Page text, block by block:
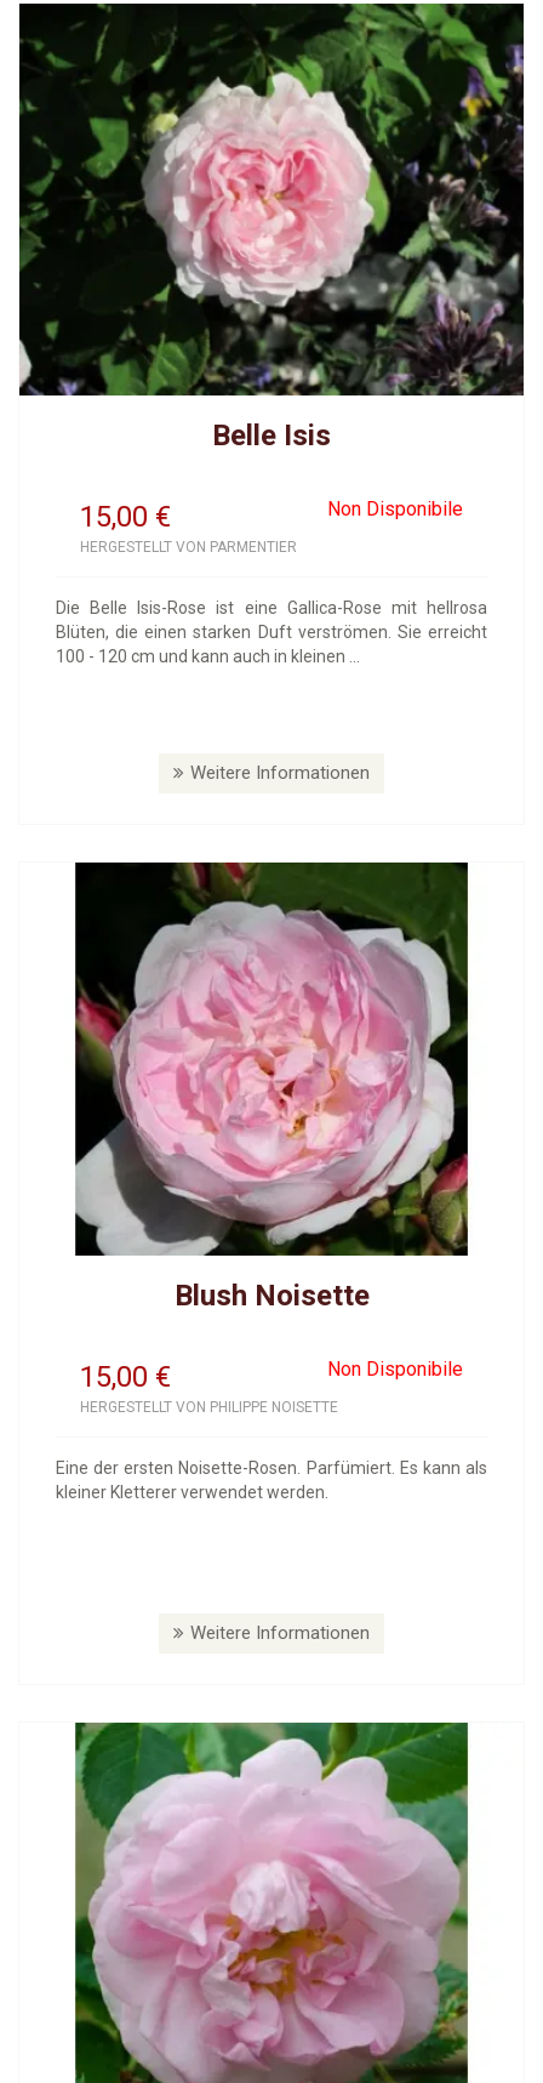
Belle Isis
15,00 Non Disponibile
€
HERGESTELLT VON PARMENTIER
Die Belle Isis-Rose ist eine Gallica-Rose mit hellrosa
Blüten, die einen starken Duft verströmen. Sie erreicht
100 - 120 cm und kann auch in kleinen ...
Weitere Informationen
Blush Noisette
15,00 Non Disponibile
€
HERGESTELLT VON PHILIPPE NOISETTE
Eine der ersten Noisette-Rosen. Parfümiert. Es kann als
kleiner Kletterer verwendet werden.
Weitere Informationen